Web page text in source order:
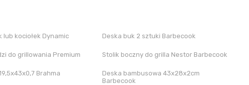
lub kociołek Dynamic
Deska buk 2 sztuki Barbecook
do grillowania Premium
Stolik boczny do grilla Nestor Barbecook
Brahma
Deska bambusowa 43x28x2cm
Barbecook